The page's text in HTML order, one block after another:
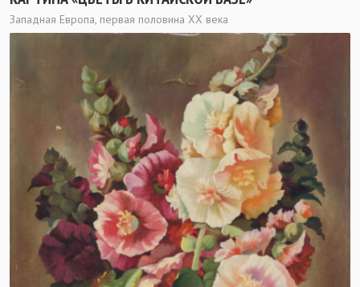
Западная Европа, первая половина ХХ века